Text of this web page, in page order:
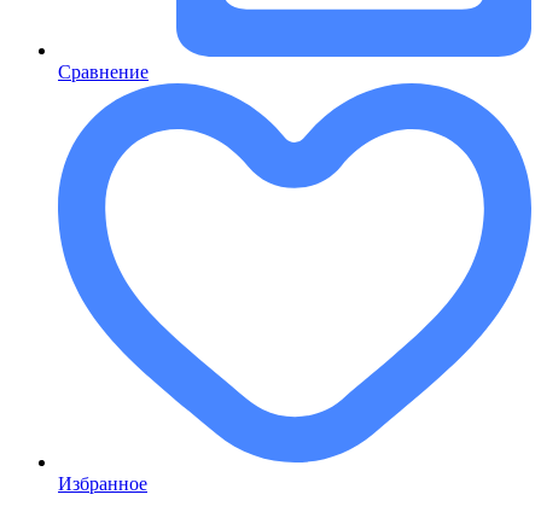
Сравнение
Избранное